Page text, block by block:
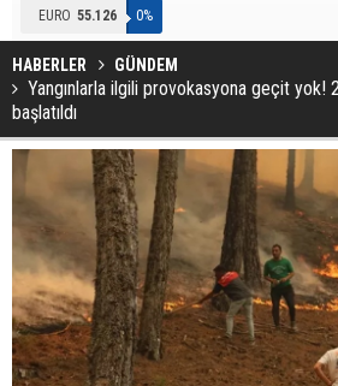
EURO 55.126 0%
HABERLER GÜNDEM
Yangınlarla ilgili provokasyona geçit yok!
başlatıldı